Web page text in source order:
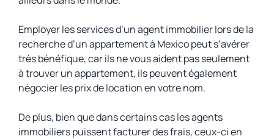
Employer les services d’un agent immobilier lors de la
recherche d’un appartement à Mexico peut s’avérer
très bénéfique, car ils ne vous aident pas seulement
à trouver un appartement, ils peuvent également
négocier les prix de location en votre nom.
De plus, bien que dans certains cas les agents
immobiliers puissent facturer des frais, ceux-ci en